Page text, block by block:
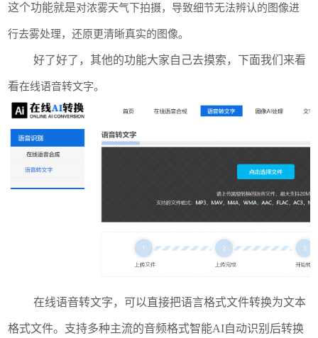
这个功能就是对浓雾天气下拍摄，导致细节无法辨认的图像进
行去雾处理，还原更清晰真实的图像。
好了好了，其他的功能大家自己去摸索，下面我们来看
看在线语音转文字。
在线语音转文字，可以直接把语言格式文件转换为文本
格式文件。支持多种主流的音频格式智能AI自动识别后转换